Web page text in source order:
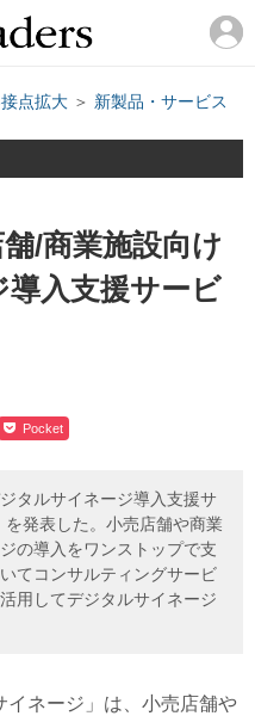
点拡大 ＞ 新製品・サービス
/商業施設向け
入支援サービ
Pocket
タルサイネージ導入支援サ
発表した。小売店舗や商業
の導入をワンストップで支
てコンサルティングサービ
用してデジタルサイネージ
ネージ」は、小売店舗や